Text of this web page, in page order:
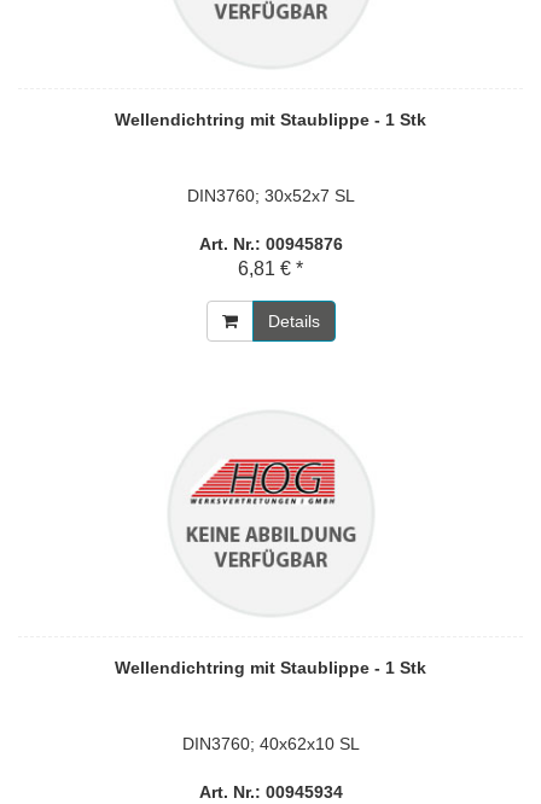
Wellendichtring mit Staublippe - 1 Stk
DIN3760; 30x52x7 SL
Art. Nr.: 00945876
6,81 € *
Details
Wellendichtring mit Staublippe - 1 Stk
DIN3760; 40x62x10 SL
Art. Nr.: 00945934